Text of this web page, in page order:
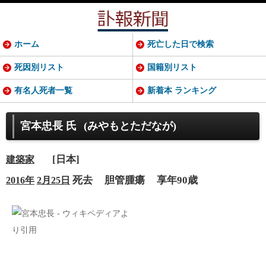
宮本忠長 氏 (みやもとただなが)
建築家 [日本]
2016年 2月25日 死去 胆管腫瘍 享年90歳
ホーム 死亡した日で検索
死因別リスト 国籍別リスト
有名人死者一覧 新着本 ランキング